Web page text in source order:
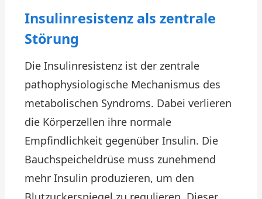
Insulinresistenz als zentrale
Störung
Die Insulinresistenz ist der zentrale
pathophysiologische Mechanismus des
metabolischen Syndroms. Dabei verlieren
die Körperzellen ihre normale
Empfindlichkeit gegenüber Insulin. Die
Bauchspeicheldrüse muss zunehmend
mehr Insulin produzieren, um den